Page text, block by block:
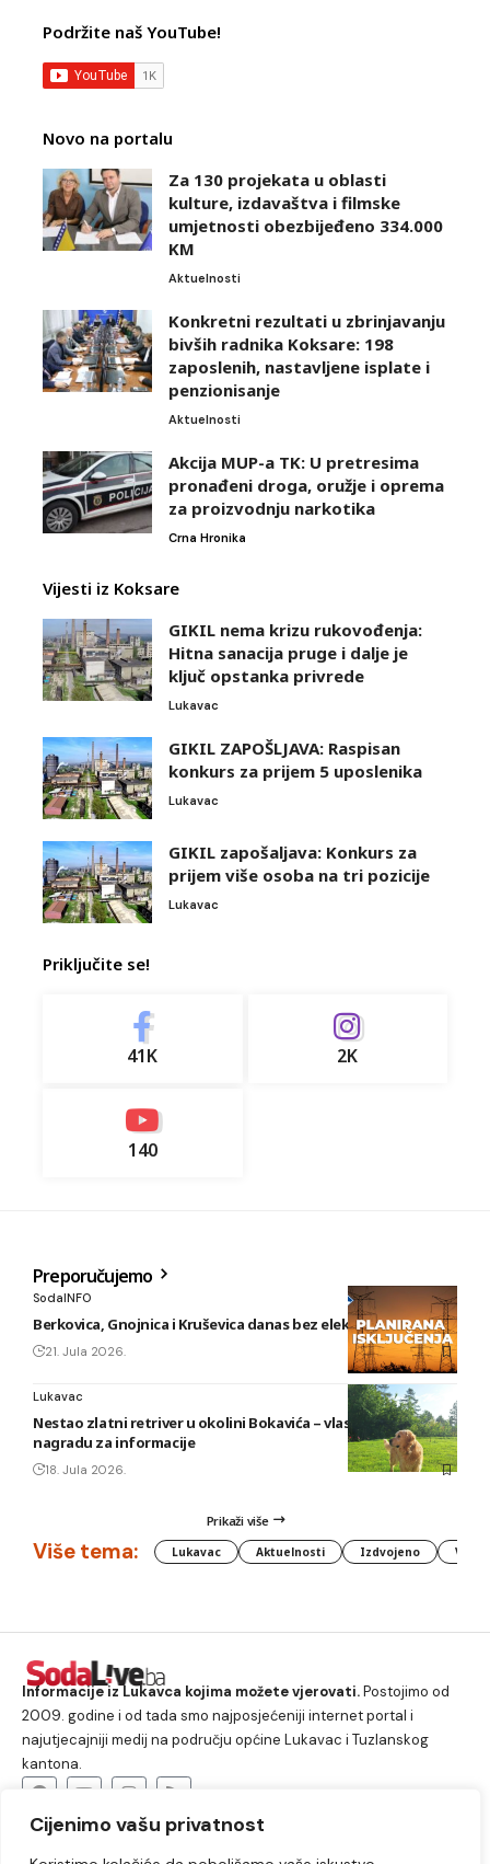
Cijenimo vašu privatnost
Podržite naš YouTube!
Novo na portalu
Za 130 projekata u oblasti
kulture, izdavaštva i filmske
umjetnosti obezbijeđeno 334.000
KM
Aktuelnosti
Konkretni rezultati u zbrinjavanju
bivših radnika Koksare: 198
zaposlenih, nastavljene isplate i
penzionisanje
Aktuelnosti
Akcija MUP-a TK: U pretresima
pronađeni droga, oružje i oprema
za proizvodnju narkotika
Crna Hronika
Vijesti iz Koksare
GIKIL nema krizu rukovođenja:
Hitna sanacija pruge i dalje je
ključ opstanka privrede
Lukavac
GIKIL ZAPOŠLJAVA: Raspisan
konkurs za prijem 5 uposlenika
Lukavac
GIKIL zapošaljava: Konkurs za
prijem više osoba na tri pozicije
Lukavac
Priključite se!
41K 2K
140
Preporučujemo
SodaINFO
Berkovica, Gnojnica i Kruševica danas bez električne energije
21. Jula 2026.
Lukavac
Nestao zlatni retriver u okolini Bokavića – vlasnik nudi
nagradu za informacije
18. Jula 2026.
Prikaži više
Više tema: Lukavac Aktuelnosti Izdvojeno
Informacije iz Lukavca kojima možete vjerovati.Postojimo od
2009. godine i od tada smo najposjećeniji internet portal i
najutjecajniji medij na području općine Lukavac i Tuzlanskog
kantona.